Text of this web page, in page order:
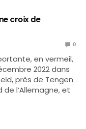
croix de
0
en vermeil,
2022 dans
près de Tengen
l’Allemagne, et